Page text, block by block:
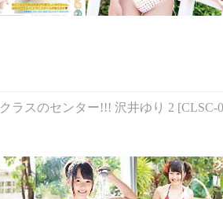
クラスのセンター!!! 沢井ゆり 2